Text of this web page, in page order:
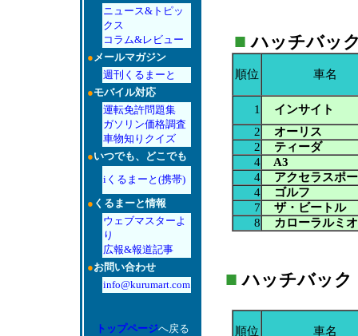
ニュース&トピッ
クス
コラム&レビュー
●メールマガジン
週刊くるまーと
●モバイル対応
運転免許問題集
ガソリン価格調査
車物知りクイズ
●いつでも、どこでも
iくるまーと(携帯)
● くるまーと情報
ウェブマスターよ
り
広報&報道記事
●お問い合わせ
info@kurumart.com
トップページへ戻る
■ ハッチバッ
順位 車名
1
インサイト
2
オーリス
2
ティーダ
4
A3
4
アクセラスポ
4
ゴルフ
7
ザ・ビートル
8
カローラルミ
■ ハッチバック
順位 車名